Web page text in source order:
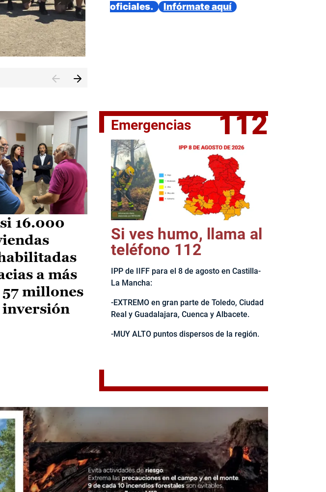
II Vuelta Ciclista CLM LEADER
oficiales.
Infórmate aquí
16.000
a más
57 millones
inversión
Emergencias 112
Si ves humo, llama al
teléfono 112
IPP de IIFF para el 8 de agosto en Castilla-
La Mancha:
-EXTREMO en gran parte de Toledo, Ciudad
Real y Guadalajara, Cuenca y Albacete.
-MUY ALTO puntos dispersos de la región.